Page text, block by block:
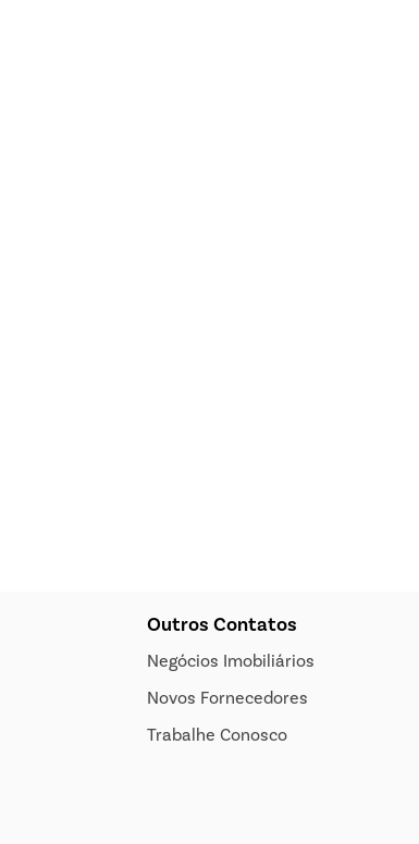
Outros Contatos
Negócios Imobiliários
Novos Fornecedores
Trabalhe Conosco